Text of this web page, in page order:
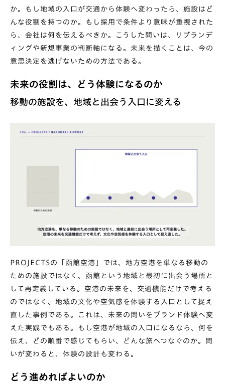
か。もし地域の入口が交通から体験へ変わったら、施設はど
んな役割を持つのか。もし採用で条件より意味が重視された
ら、会社は何を伝えるべきか。こうした問いは、リブランデ
ィングや新規事業の判断軸になる。未来を描くことは、今の
意思決定を逃げないための方法である。
未来の役割は、どう体験になるのか
移動の施設を、地域と出会う入口に変える
PROJECTSの「函館空港」 では、地方空港を単なる移動の
ための施設ではなく、函館という地域と最初に出会う場所と
して再定義している。空港の未来を、交通機能だけで考える
のではなく、地域の文化や空気感を体験する入口として捉え
直した事例である。これは、未来の問いをブランド体験へ変
えた実践でもある。もし空港が地域の入口になるなら、何を
伝え、どの順番で感じてもらい、どんな旅へつなぐのか。問
いが変わると、体験の設計も変わる。
どう進めればよいのか